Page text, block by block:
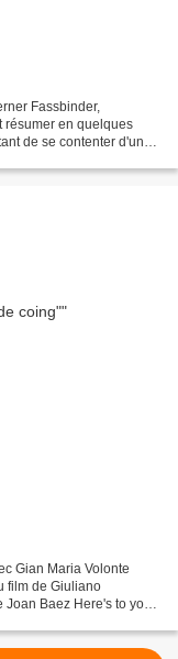
Fassbinder,
résumer en quelques
de se contenter d'une
Gian Maria Volonte
film de Giuliano
Joan Baez Here's to you